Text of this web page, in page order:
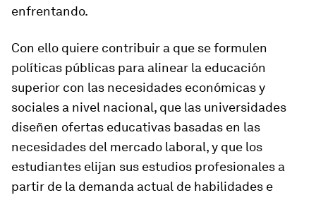
enfrentando.
Con ello quiere contribuir a que se formulen
políticas públicas para alinear la educación
superior con las necesidades económicas y
sociales a nivel nacional, que las universidades
diseñen ofertas educativas basadas en las
necesidades del mercado laboral, y que los
estudiantes elijan sus estudios profesionales a
partir de la demanda actual de habilidades e